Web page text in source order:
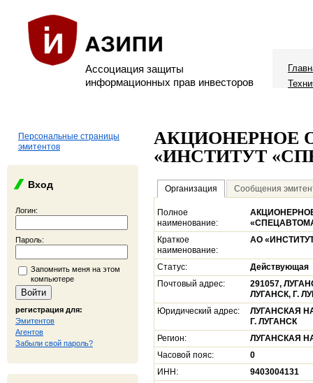
Ассоциация защиты
информационных прав инвесторов
Персональные страницы
эмитентов
Вход
Логин:
Пароль:
Запомнить меня на этом
компьютере
регистрация для:
Эмитентов
Агентов
Забыли свой пароль?
АКЦИОНЕРНОЕ
«ИНСТИТУТ
Организация Сообщения
Полное
наименование:
Краткое
наименование:
АО
Статус:
Действующая
Почтовый адрес:
291057,
ЛУГАНСК, Г.
Юридический адрес:
ЛУГАНСКАЯ
Г. ЛУГАНСК
Регион:
ЛУГАНСКАЯ
Часовой пояс:
0
ИНН:
9403004131